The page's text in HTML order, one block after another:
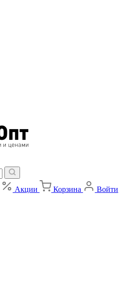
Акции Корзина Войти